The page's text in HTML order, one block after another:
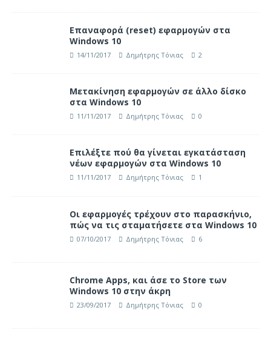
Επαναφορά (reset) εφαρμογών στα
Windows 10
14/11/2017 Δημήτρης Τόνιας 2
Μετακίνηση εφαρμογών σε άλλο δίσκο
στα Windows 10
11/11/2017 Δημήτρης Τόνιας 0
Επιλέξτε πού θα γίνεται εγκατάσταση
νέων εφαρμογών στα Windows 10
11/11/2017 Δημήτρης Τόνιας 1
Οι εφαρμογές τρέχουν στο παρασκήνιο,
πώς να τις σταματήσετε στα Windows 10
07/10/2017 Δημήτρης Τόνιας 6
Chrome Apps, και άσε το Store των
Windows 10 στην άκρη
23/09/2017 Δημήτρης Τόνιας 0